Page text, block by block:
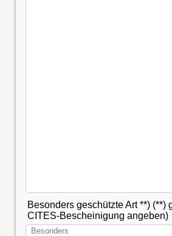
Besonders geschützte Art **) (**)
CITES-Bescheinigung angeben)